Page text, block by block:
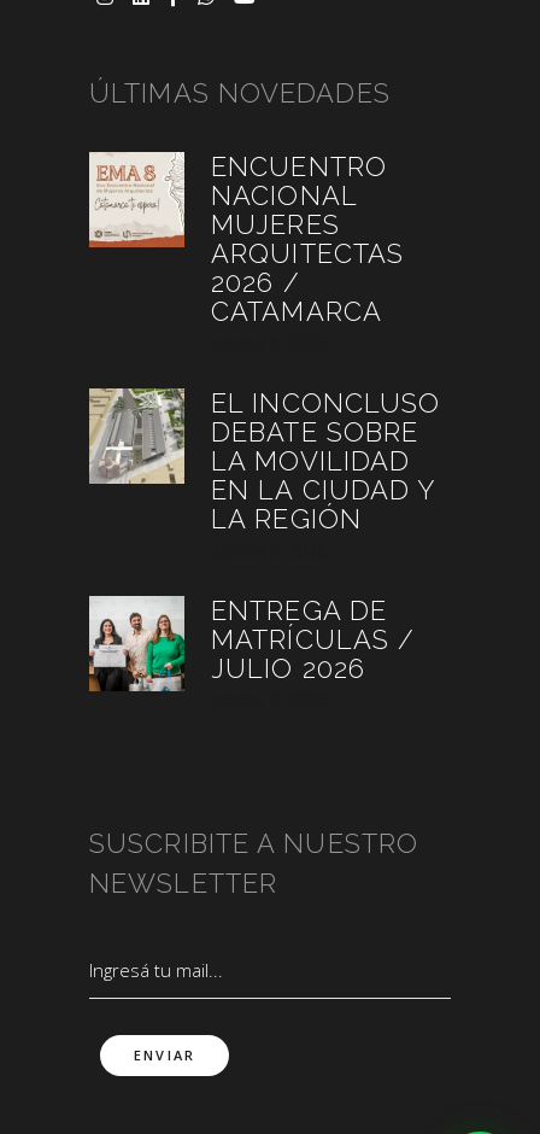
ÚLTIMAS NOVEDADES
ENCUENTRO
NACIONAL
MUJERES
ARQUITECTAS
2026 /
CATAMARCA
EL INCONCLUSO
DEBATE SOBRE
LA MOVILIDAD
EN LA CIUDAD Y
LA REGIÓN
ENTREGA DE
MATRÍCULAS /
JULIO 2026
SUSCRIBITE A NUESTRO
NEWSLETTER